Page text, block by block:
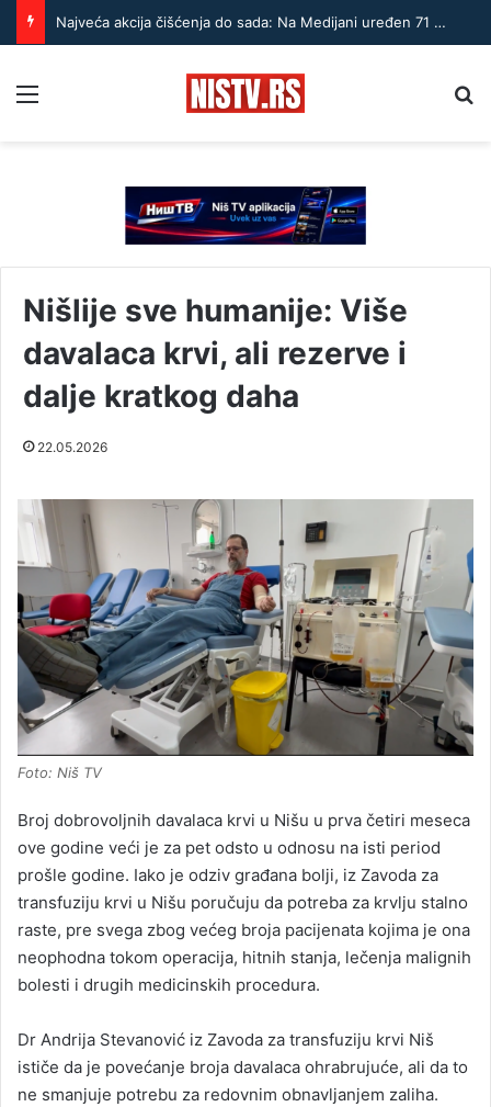
Najveća akcija čišćenja do sada: Na Medijani uređen 71 hektar
Nišlije sve humanije: Više
davalaca krvi, ali rezerve i
dalje kratkog daha
22.05.2026
Foto: Niš TV
Broj dobrovoljnih davalaca krvi u Nišu u prva četiri meseca
ove godine veći je za pet odsto u odnosu na isti period
prošle godine. Iako je odziv građana bolji, iz Zavoda za
transfuziju krvi u Nišu poručuju da potreba za krvlju stalno
raste, pre svega zbog većeg broja pacijenata kojima je ona
neophodna tokom operacija, hitnih stanja, lečenja malignih
bolesti i drugih medicinskih procedura.
Dr Andrija Stevanović iz Zavoda za transfuziju krvi Niš
ističe da je povećanje broja davalaca ohrabrujuće, ali da to
ne smanjuje potrebu za redovnim obnavljanjem zaliha.